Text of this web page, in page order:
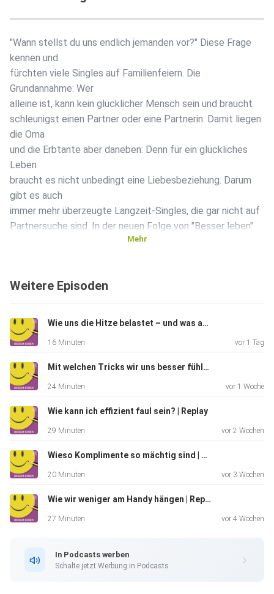
"Wann stellst du uns endlich jemanden vor?" Diese Frage
kennen und
fürchten viele Singles auf Familienfeiern. Die
Grundannahme: Wer
alleine ist, kann kein glücklicher Mensch sein und braucht
schleunigst einen Partner oder eine Partnerin. Damit liegen
die Oma
und die Erbtante aber daneben: Denn für ein glückliches
Leben
braucht es nicht unbedingt eine Liebesbeziehung. Darum
gibt es auch
immer mehr überzeugte Langzeit-Singles, die gar nicht auf
Partnersuche sind. In der neuen Folge von "Besser leben"
verdienen und welche Rolle Sex und Freundschaften
Mehr
Weitere Episoden
Wie uns die Hitze belastet – und was akut hilft
16 Minuten vor 1 Tag
Mit welchen Tricks wir uns besser fühlen | Replay
24 Minuten vor 1 Woche
Wie kann ich effizient faul sein? | Replay
29 Minuten vor 2 Wochen
Wieso Komplimente so mächtig sind | Replay
20 Minuten vor 3 Wochen
Wie wir weniger am Handy hängen | Replay
27 Minuten vor 4 Wochen
In Podcasts werben
Schalte jetzt Werbung in Podcasts.